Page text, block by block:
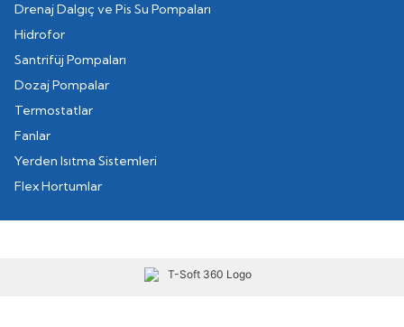
Drenaj Dalgıç ve Pis Su Pompaları
Hidrofor
Santrifüj Pompaları
Dozaj Pompalar
Termostatlar
Fanlar
Yerden Isıtma Sistemleri
Flex Hortumlar